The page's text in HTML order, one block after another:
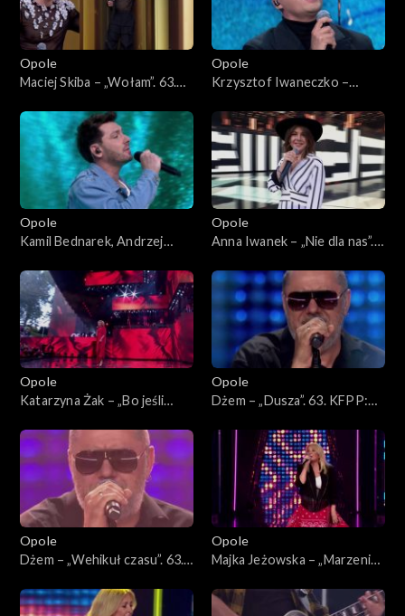
Opole
Maciej Skiba – „Wołam”. 63.
Opole
Krzysztof Iwaneczko –
Koncert „Premiery”
Opole
Kamil Bednarek, Andrzej
– „Fale”. 63. KFPP: Koncert
„Premiery”
Opole
Anna Iwanek – „Nie dla nas”.
„Premiery”
Opole
Katarzyna Żak – „Bo jeśli
Koncert „Premiery”
Opole
Dżem – „Dusza”. 63. KFPP:
Opole
Dżem – „Wehikuł czasu”. 63.
„SuperJedynki”
Opole
Majka Jeżowska – „Marzenia
mamę”. 63. KFPP: Koncert